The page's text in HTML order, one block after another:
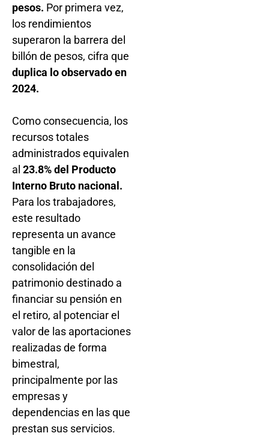
pesos. Por primera vez,
los rendimientos
superaron la barrera del
billón de pesos, cifra que
duplica lo observado en
2024.
Como consecuencia, los
recursos totales
administrados equivalen
al 23.8% del Producto
Interno Bruto nacional.
Para los trabajadores,
este resultado
representa un avance
tangible en la
consolidación del
patrimonio destinado a
financiar su pensión en
el retiro, al potenciar el
valor de las aportaciones
realizadas de forma
bimestral,
principalmente por las
empresas y
dependencias en las que
prestan sus servicios.